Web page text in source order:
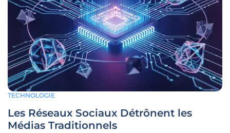
TECHNOLOGIE
Les Réseaux Sociaux Détrônent les
Médias Traditionnels